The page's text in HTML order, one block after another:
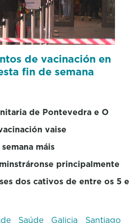
de vacinación en
fin de semana
de Pontevedra e O
vaise
máis
principalmente
dos cativos de entre os 5 e
Saúde Galicia Santiago